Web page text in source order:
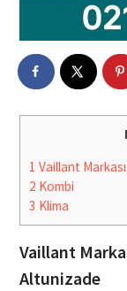
1 Vaillant
2 Kombi
3 Klima
Vaillant
Altunizade